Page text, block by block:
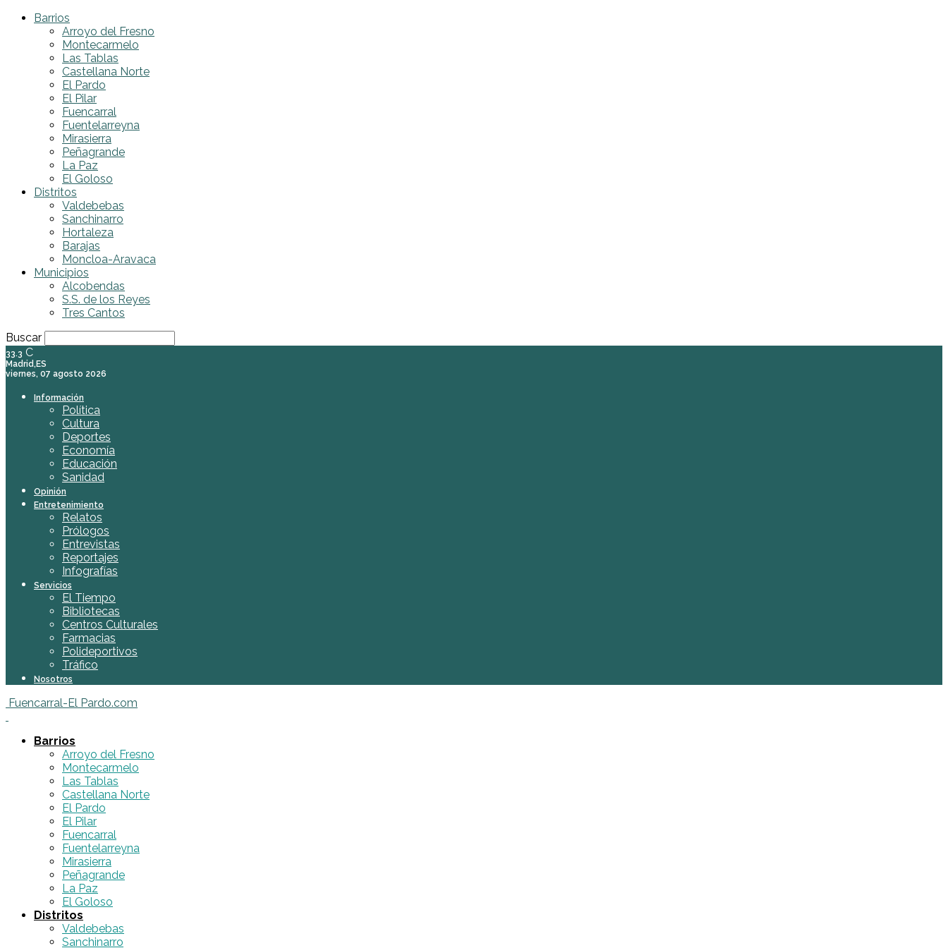
Barrios
Arroyo del Fresno
Montecarmelo
Las Tablas
Castellana Norte
El Pardo
El Pilar
Fuencarral
Fuentelarreyna
Mirasierra
Peñagrande
La Paz
El Goloso
Distritos
Valdebebas
Sanchinarro
Hortaleza
Barajas
Moncloa-Aravaca
Municipios
Alcobendas
S.S. de los Reyes
Tres Cantos
Buscar
33.3 C
Madrid,ES
viernes, 07 agosto 2026
Información
Política
Cultura
Deportes
Economía
Educación
Sanidad
Opinión
Entretenimiento
Relatos
Prólogos
Entrevistas
Reportajes
Infografías
Servicios
El Tiempo
Bibliotecas
Centros Culturales
Farmacias
Polideportivos
Tráfico
Nosotros
Fuencarral-El Pardo.com
Barrios
Arroyo del Fresno
Montecarmelo
Las Tablas
Castellana Norte
El Pardo
El Pilar
Fuencarral
Fuentelarreyna
Mirasierra
Peñagrande
La Paz
El Goloso
Distritos
Valdebebas
Sanchinarro